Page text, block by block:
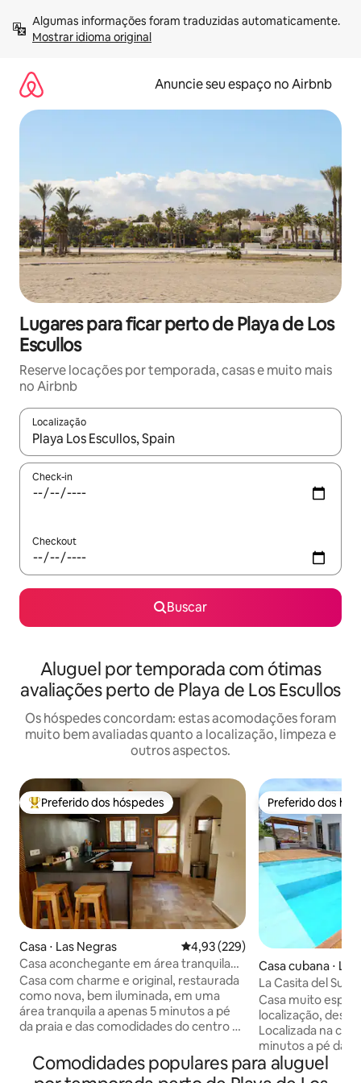
para
Mostrar idioma original
Anuncie seu espaço no Airbnb
Lugares para ficar perto de Playa de Los
Escullos
Reserve locações por temporada, casas e muito mais
no Airbnb
Localização
Quando os resultados estiverem disponíveis, explore-os
Check-in
Checkout
Buscar
Aluguel por temporada com ótimas
avaliações perto de Playa de Los Escullos
Os hóspedes concordam: estas acomodações foram
muito bem avaliadas quanto a localização, limpeza e
outros aspectos.
Entre os melhores preferidos dos hóspedes
Preferido dos hóspedes
Casa ⋅ Las Negras 4,93 de uma avaliação média de
4,93 (229)
Casa aconchegante em área tranquila
com vista para o mar
Casa com charme e original, restaurada
como nova, bem iluminada, em uma
área tranquila a apenas 5 minutos a pé
da praia e das comodidades do centro da
para o mar, jardim acolhedor protegido
do vento, sala espaçosa, máquina de
Preferido dos
Preferido dos
Casa cubana ⋅
La Casita del Sur
Casa muito
localização,
Localizada na
minutos a pé da
fronteira com o
enclave
Comodidades populares para aluguel